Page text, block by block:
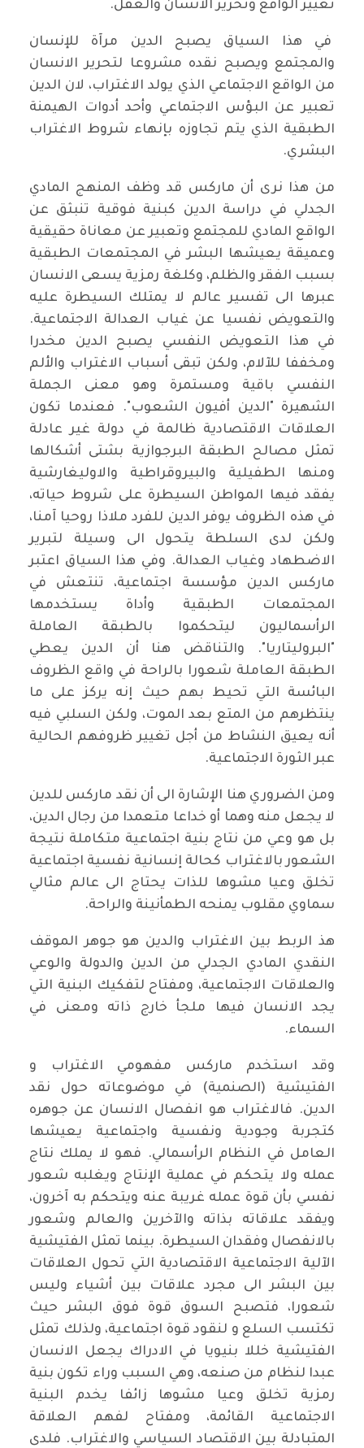
تغيير الواقع وتحرير الانسان والعقل.
في هذا السياق يصبح الدين مرآة للإنسان
والمجتمع ويصبح نقده مشروعا لتحرير الانسان
من الواقع الاجتماعي الذي يولد الاغتراب، لان الدين
تعبير عن البؤس الاجتماعي وأحد أدوات الهيمنة
الطبقية الذي يتم تجاوزه بإنهاء شروط الاغتراب
البشري.
من هذا نرى أن ماركس قد وظف المنهج المادي
الجدلي في دراسة الدين كبنية فوقية تنبثق عن
الواقع المادي للمجتمع وتعبير عن معاناة حقيقية
وعميقة يعيشها البشر في المجتمعات الطبقية
بسبب الفقر والظلم، وكلغة رمزية يسعى الانسان
عبرها الى تفسير عالم لا يمتلك السيطرة عليه
والتعويض نفسيا عن غياب العدالة الاجتماعية.
في هذا التعويض النفسي يصبح الدين مخدرا
ومخففا للآلام، ولكن تبقى أسباب الاغتراب والألم
النفسي باقية ومستمرة وهو معنى الجملة
الشهيرة "الدين أفيون الشعوب". فعندما تكون
العلاقات الاقتصادية ظالمة في دولة غير عادلة
تمثل مصالح الطبقة البرجوازية بشتى أشكالها
ومنها الطفيلية والبيروقراطية والاوليغارشية
يفقد فيها المواطن السيطرة على شروط حياته،
في هذه الظروف يوفر الدين للفرد ملاذا روحيا آمنا،
ولكن لدى السلطة يتحول الى وسيلة لتبرير
الاضطهاد وغياب العدالة. وفي هذا السياق اعتبر
ماركس الدين مؤسسة اجتماعية، تنتعش في
المجتمعات الطبقية وأداة يستخدمها
الرأسماليون ليتحكموا بالطبقة العاملة
"البروليتاريا". والتناقض هنا أن الدين يعطي
الطبقة العاملة شعورا بالراحة في واقع الظروف
البائسة التي تحيط بهم حيث إنه يركز على ما
ينتظرهم من المتع بعد الموت، ولكن السلبي فيه
أنه يعيق النشاط من أجل تغيير ظروفهم الحالية
عبر الثورة الاجتماعية.
ومن الضروري هنا الإشارة الى أن نقد ماركس للدين
لا يجعل منه وهما أو خداعا متعمدا من رجال الدين،
بل هو وعي من نتاج بنية اجتماعية متكاملة نتيجة
الشعور بالاغتراب كحالة إنسانية نفسية اجتماعية
تخلق وعيا مشوها للذات يحتاج الى عالم مثالي
سماوي مقلوب يمنحه الطمأنينة والراحة.
هذ الربط بين الاغتراب والدين هو جوهر الموقف
النقدي المادي الجدلي من الدين والدولة والوعي
والعلاقات الاجتماعية، ومفتاح لتفكيك البنية التي
يجد الانسان فيها ملجأ خارج ذاته ومعنى في
السماء.
وقد استخدم ماركس مفهومي الاغتراب و
الفتيشية (الصنمية) في موضوعاته حول نقد
الدين. فالاغتراب هو انفصال الانسان عن جوهره
كتجربة وجودية ونفسية واجتماعية يعيشها
العامل في النظام الرأسمالي. فهو لا يملك نتاج
عمله ولا يتحكم في عملية الإنتاج ويغلبه شعور
نفسي بأن قوة عمله غريبة عنه ويتحكم به آخرون،
ويفقد علاقاته بذاته والآخرين والعالم وشعور
بالانفصال وفقدان السيطرة. بينما تمثل الفتيشية
الآلية الاجتماعية الاقتصادية التي تحول العلاقات
بين البشر الى مجرد علاقات بين أشياء وليس
شعورا، فتصبح السوق قوة فوق البشر حيث
تكتسب السلع و لنقود قوة اجتماعية، ولذلك تمثل
الفتيشية خللا بنيويا في الادراك يجعل الانسان
عبدا لنظام من صنعه، وهي السبب وراء تكون بنية
رمزية تخلق وعيا مشوها زائفا يخدم البنية
الاجتماعية القائمة، ومفتاح لفهم العلاقة
المتبادلة بين الاقتصاد السياسي والاغتراب. فلدى